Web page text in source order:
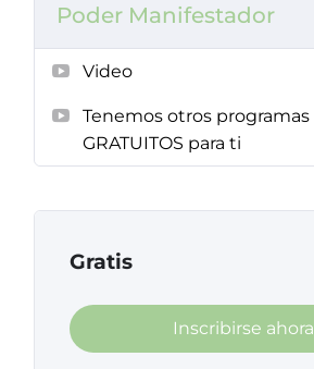
Pide
El Universo responde
Poder Manifestador
Video
Tenemos otros programas
GRATUITOS para ti
Gratis
Inscribirse ahora